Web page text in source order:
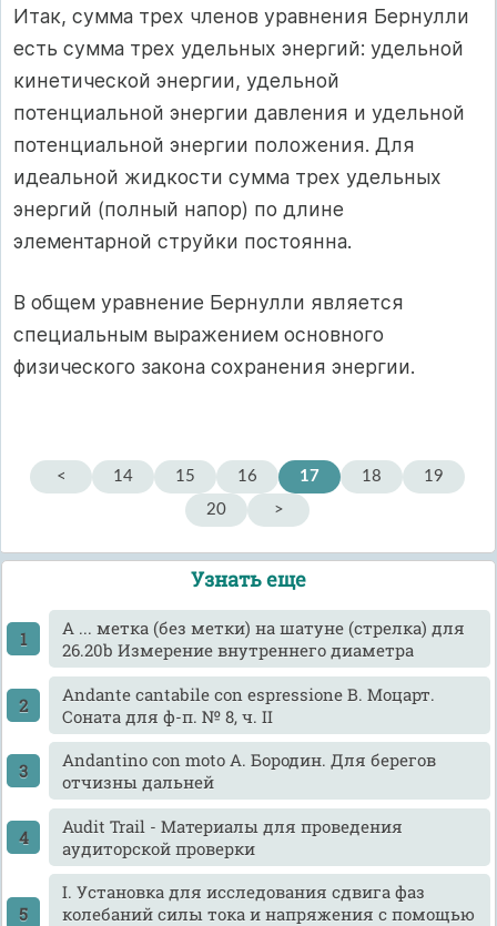
Итак, сумма трех членов уравнения Бернулли
есть сумма трех удельных энергий: удельной
кинетической энергии, удельной
потенциальной энергии давления и удельной
потенциальной энергии положения. Для
идеальной жидкости сумма трех удельных
энергий (полный напор) по длине
элементарной струйки постоянна.
В общем уравнение Бернулли является
специальным выражением основного
физического закона сохранения энергии.
< 14 15 16 17 18
19
20
>
Узнать еще
A ... метка (без метки) на шатуне (стрелка) для
26.20b Измерение внутреннего диаметра
Andante cantabile con espressione В. Моцарт.
Соната для ф-п. № 8, ч. II
Andantino con moto А. Бородин. Для берегов
отчизны дальней
Audit Trail - Материалы для проведения
аудиторской проверки
I. Установка для исследования сдвига фаз
колебаний силы тока и напряжения с помощью